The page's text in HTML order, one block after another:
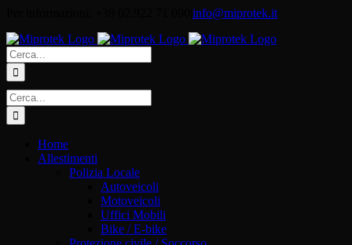
contenuto
info@miprotek.it
Cerca
per:
Cerca
per:
Home
Allestimenti
Polizia Locale
Autoveicoli
Motoveicoli
Uffici Mobili
Bike / E-bike